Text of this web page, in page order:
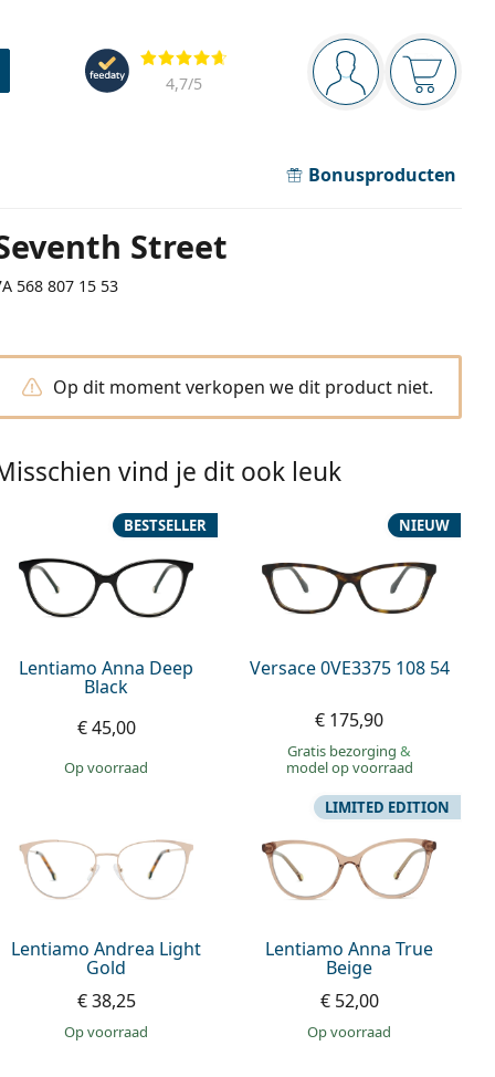
Navigatie
Je bent ingelogd
Jouw
Beoordelingen
4,7/5
Bonusproducten
Street
568 807 15 53
Op dit moment verkopen we dit product niet.
vind je dit ook leuk
Lentiamo Anna Deep
Black
BESTSELLER
€ 45,00
op voorraad
Versace 0VE3375 108 54
NIEUW
€ 175,90
Gratis bezorging&
model op voorraad
Lentiamo Andrea Light
Gold
€ 38,25
op voorraad
Lentiamo Anna True
Beige
LIMITED EDITION
€ 52,00
op voorraad